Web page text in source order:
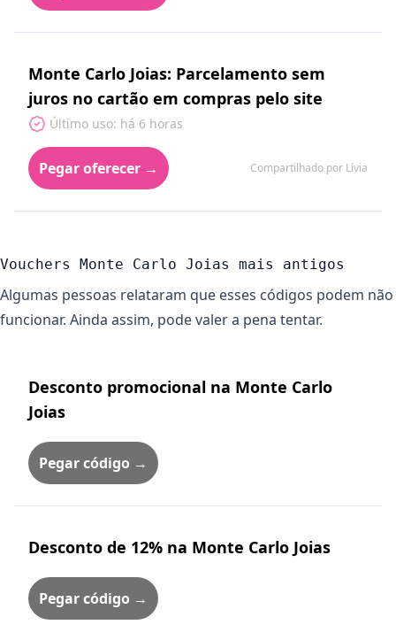
Monte Carlo Joias: Parcelamento sem
juros no cartão em compras pelo site
Último uso: há 6 horas
Pegar oferecer → Compartilhado por Lívia
Vouchers Monte Carlo Joias mais antigos
Algumas pessoas relataram que esses códigos podem não
funcionar. Ainda assim, pode valer a pena tentar.
Desconto promocional na Monte Carlo
Joias
Pegar código →
Desconto de 12% na Monte Carlo Joias
Pegar código →